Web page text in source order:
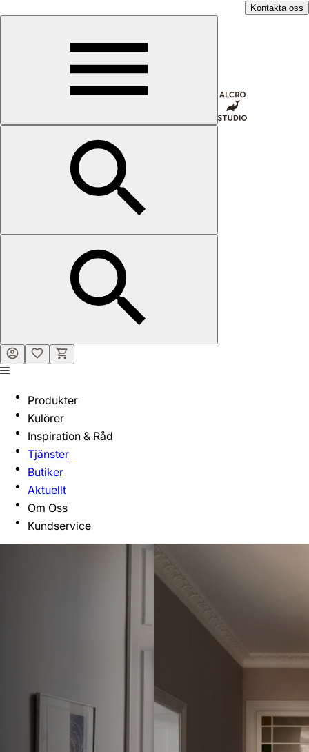
Kontakta oss
Produkter
Kulörer
Inspiration & Råd
Tjänster
Butiker
Aktuellt
Om Oss
Kundservice